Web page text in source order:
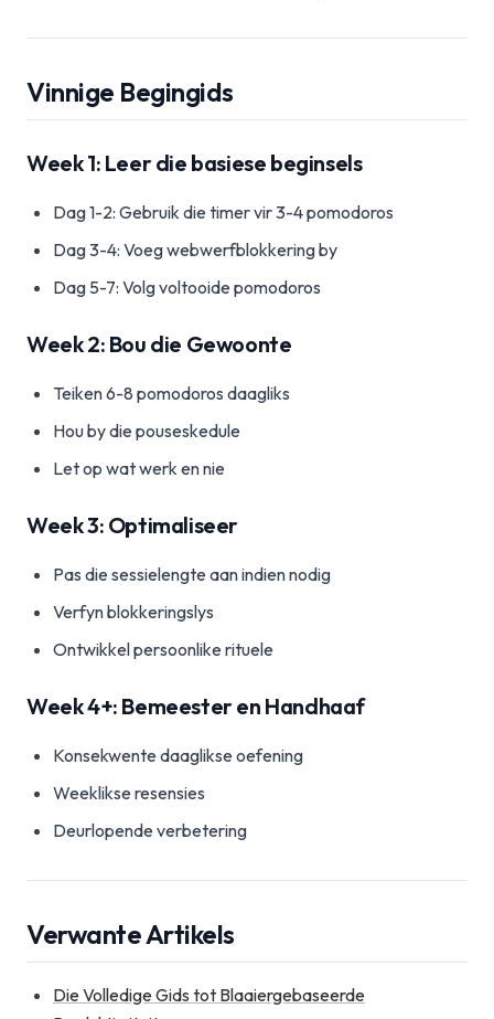
Vinnige Begingids
Week 1: Leer die basiese beginsels
Dag 1-2: Gebruik die timer vir 3-4 pomodoros
Dag 3-4: Voeg webwerfblokkering by
Dag 5-7: Volg voltooide pomodoros
Week 2: Bou die Gewoonte
Teiken 6-8 pomodoros daagliks
Hou by die pouseskedule
Let op wat werk en nie
Week 3: Optimaliseer
Pas die sessielengte aan indien nodig
Verfyn blokkeringslys
Ontwikkel persoonlike rituele
Week 4+: Bemeester en Handhaaf
Konsekwente daaglikse oefening
Weeklikse resensies
Deurlopende verbetering
Verwante Artikels
Die Volledige Gids tot Blaaiergebaseerde